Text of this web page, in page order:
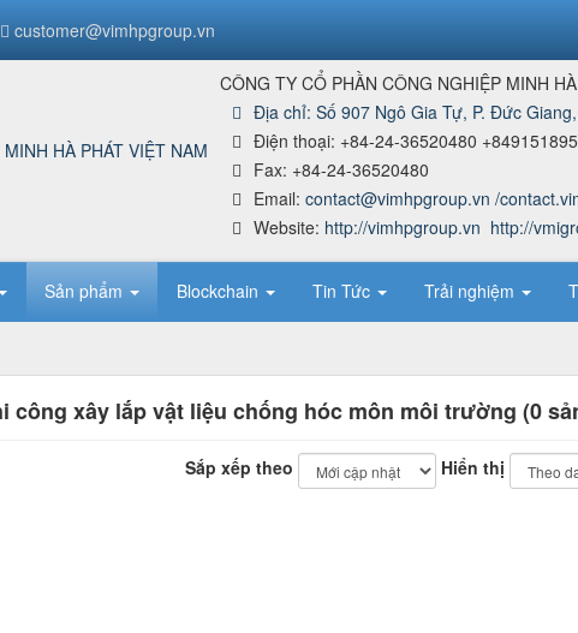
customer@vimhpgroup.vn
CÔNG TY CỔ PHẦN CÔNG NGHIỆP MINH
Địa chỉ: Số 907 Ngô Gia Tự, P. Đức
Điện thoại: +84-24-36520480
Fax: +84-24-36520480
Email: contact@vimhpgroup.vn /
Website: http://vimhpgroup.vn http://
Sản phẩm Blockchain Tin Tức Trải nghiệm
công xây lắp vật liệu chống hóc môn môi trường (0
Sắp xếp theo Hiển thị